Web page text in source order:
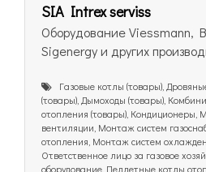
SIA Intrex serviss
Оборудование Viessmann,
Sigenergy и других
Газовые котлы (товары),
(товары), Дымоходы (товары),
отопления (товары), Кондиционеры,
вентиляции, Монтаж систем
отопления, Монтаж систем
Ответственное лицо за газовое
оборудование, Пеллетные котлы